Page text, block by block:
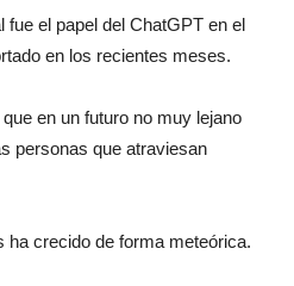
el papel del ChatGPT en el
en los recientes meses.
en un futuro no muy lejano
personas que atraviesan
ha crecido de forma meteórica.